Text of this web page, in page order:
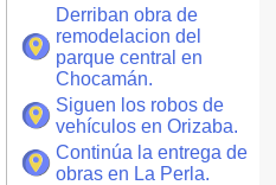
Derriban obra de
remodelacion del
parque central en
Chocamán.
Siguen los robos de
vehículos en Orizaba.
Continúa la entrega de
obras en La Perla.